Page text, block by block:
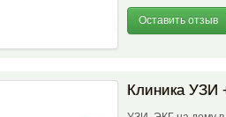
Оставить отзыв
Клиника УЗИ